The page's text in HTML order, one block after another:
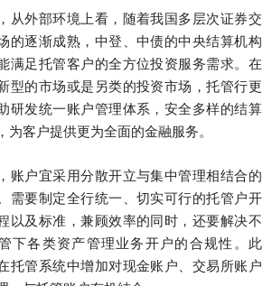
从外部环境上看，随着我国多层次证券交
的逐渐成熟，中登、中债的中央结算机构
满足托管客户的全方位投资服务需求。在
型的市场或是另类的投资市场，托管行更
研发统一账户管理体系，安全多样的结算
为客户提供更为全面的金融服务。
账户宜采用分散开立与集中管理相结合的
需要制定全行统一、切实可行的托管户开
以及标准，兼顾效率的同时，还要解决不
下各类资产管理业务开户的合规性。此
托管系统中增加对现金账户、交易所账户